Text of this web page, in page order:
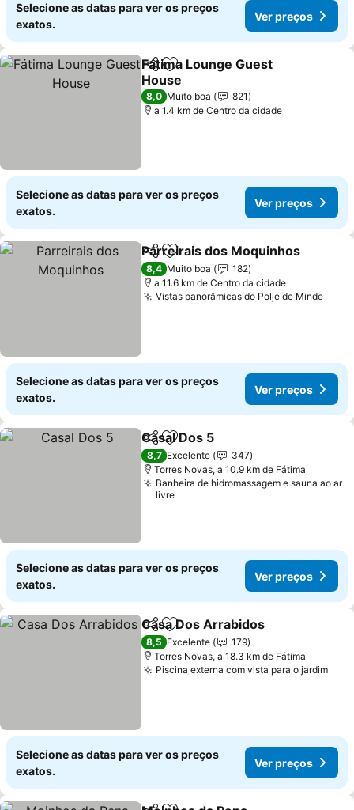
Selecione as datas para ver os preços
exatos.
Ver preços
PartilharAdicionar aos favoritos
Fátima Lounge Guest
House
Ver preços
8,0 Muito boa
821
a 1.4 km de Centro da cidade
Selecione as datas para ver os preços
exatos.
Ver preços
PartilharAdicionar aos favoritos
Parreirais dos Moquinhos
8,4 Muito boa
182
a 11.6 km de Centro da cidade
Vistas panorâmicas do Polje de MindeVer
Selecione as datas para ver os preços
exatos.
Ver preços
PartilharAdicionar aos favoritos
Casal Dos 5
8,7 Excelente
347
Torres Novas, a 10.9 km de Fátima
Banheira de hidromassagem e sauna ao ar
livre
Selecione as datas para ver os preços
exatos.
Ver preços
PartilharAdicionar aos favoritos
Casa Dos Arrabidos
8,5 Excelente
179
Torres Novas, a 18.3 km de Fátima
Piscina externa com vista para o jardimVer
Selecione as datas para ver os preços
exatos.
Ver preços